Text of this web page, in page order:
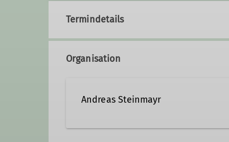
Termindetails
Organisation
Andreas Steinmayr